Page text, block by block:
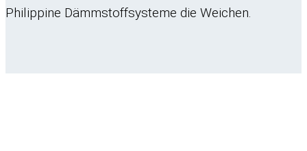
Philippine Dämmstoffsysteme die Weichen.